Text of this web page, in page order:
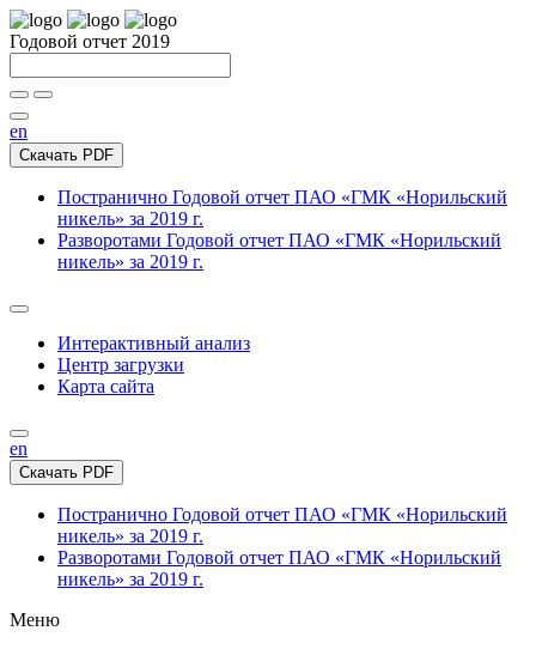
Годовой отчет 2019
en
Скачать PDF
Постранично Годовой отчет ПАО «ГМК «Норильский
никель» за 2019 г.
Разворотами Годовой отчет ПАО «ГМК «Норильский
никель» за 2019 г.
Интерактивный анализ
Центр загрузки
Карта сайта
en
Скачать PDF
Постранично Годовой отчет ПАО «ГМК «Норильский
никель» за 2019 г.
Разворотами Годовой отчет ПАО «ГМК «Норильский
никель» за 2019 г.
Меню